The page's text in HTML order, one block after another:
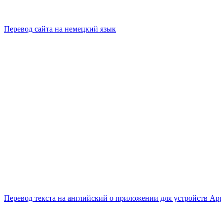
Перевод сайта на немецкий язык
Перевод текста на английский о приложении для устройств